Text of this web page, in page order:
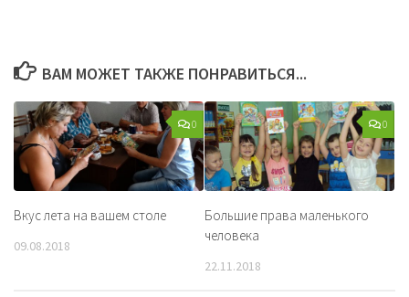
ВАМ МОЖЕТ ТАКЖЕ ПОНРАВИТЬСЯ...
0
Вкус лета на вашем столе
09.08.2018
0
Большие права маленького
человека
22.11.2018